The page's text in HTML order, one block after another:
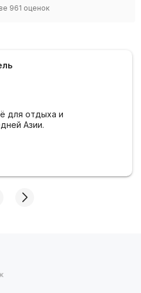
961 оценок
для отдыха и
Азии.